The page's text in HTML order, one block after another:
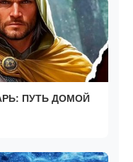
ПУТЬ ДОМОЙ